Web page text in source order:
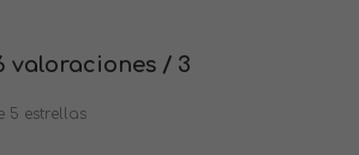
valoraciones / 3
5 estrellas